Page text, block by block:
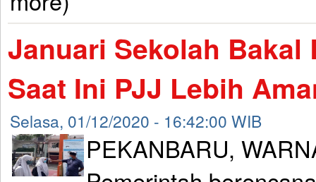
Januari Sekolah Bakal
Saat Ini PJJ Lebih
Selasa, 01/12/2020 - 16:42:00 WIB
PEKANBARU,